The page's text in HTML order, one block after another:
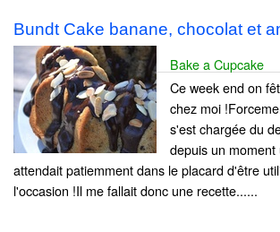
Bundt Cake banane, chocolat et
Bake a Cupcake
Ce week end on
chez moi
s'est chargée du
depuis un
attendait patiemment dans le placard d'être
l'occasion !Il me fallait donc une recette......